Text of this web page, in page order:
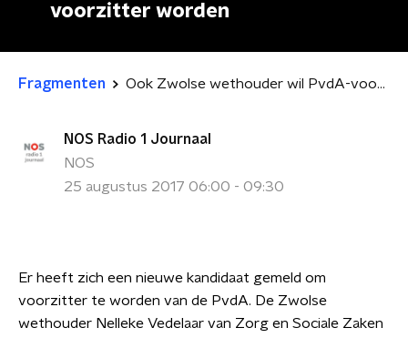
voorzitter worden
Fragmenten Ook Zwolse wethouder wil PvdA-voorzitter worden
NOS Radio 1 Journaal
NOS
25 augustus 2017 06:00 - 09:30
Er heeft zich een nieuwe kandidaat gemeld om
voorzitter te worden van de PvdA. De Zwolse
wethouder Nelleke Vedelaar van Zorg en Sociale Zaken